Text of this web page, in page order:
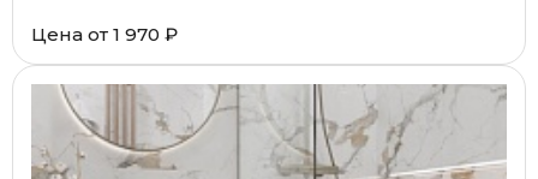
Цена от 1 970 ₽